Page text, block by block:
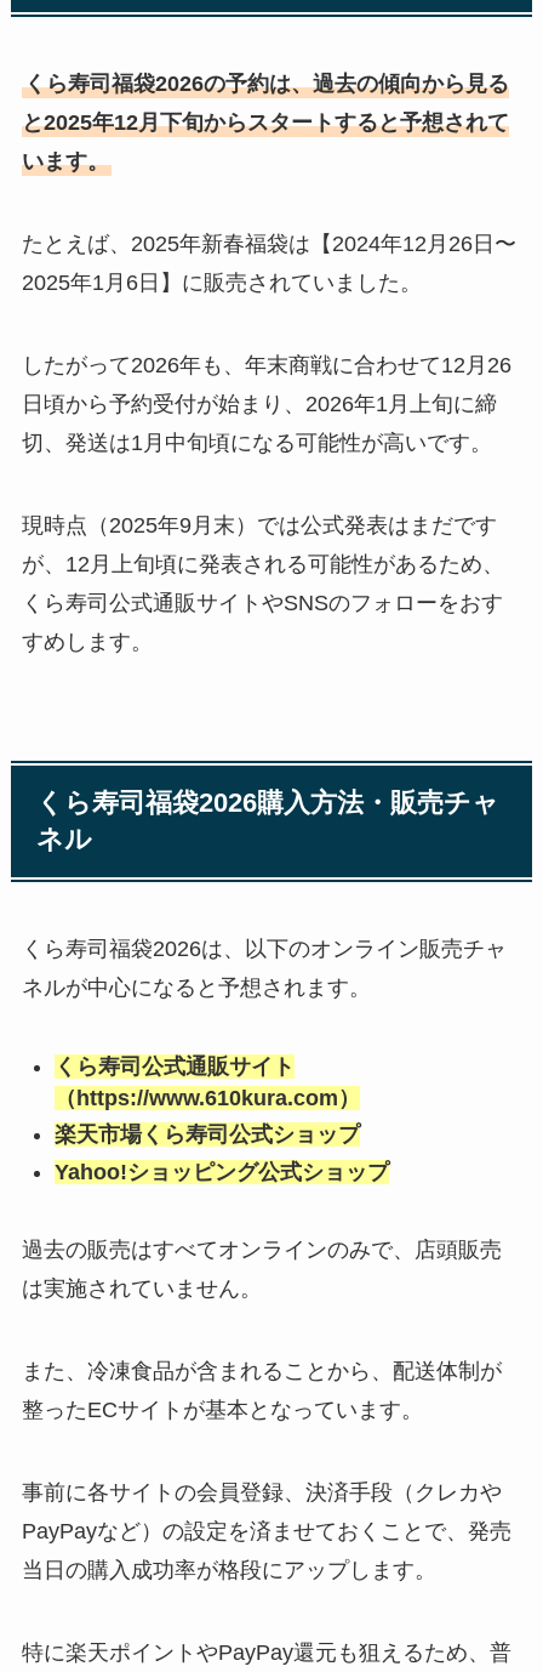
くら寿司福袋2026の予約は、過去の傾向から見る
と2025年12月下旬からスタートすると予想されて
います。
たとえば、2025年新春福袋は【2024年12月26日〜
2025年1月6日】に販売されていました。
したがって2026年も、年末商戦に合わせて12月26
日頃から予約受付が始まり、2026年1月上旬に締
切、発送は1月中旬頃になる可能性が高いです。
現時点（2025年9月末）では公式発表はまだです
が、12月上旬頃に発表される可能性があるため、
くら寿司公式通販サイトやSNSのフォローをおす
すめします。
くら寿司福袋2026購入方法・販売チャ
ネル
くら寿司福袋2026は、以下のオンライン販売チャ
ネルが中心になると予想されます。
くら寿司公式通販サイト
（https://www.610kura.com）
楽天市場くら寿司公式ショップ
Yahoo!ショッピング公式ショップ
過去の販売はすべてオンラインのみで、店頭販売
は実施されていません。
また、冷凍食品が含まれることから、配送体制が
整ったECサイトが基本となっています。
事前に各サイトの会員登録、決済手段（クレカや
PayPayなど）の設定を済ませておくことで、発売
当日の購入成功率が格段にアップします。
特に楽天ポイントやPayPay還元も狙えるため、普